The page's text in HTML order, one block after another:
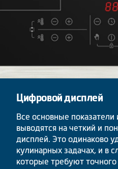
Цифровой дисплей
Все основные
выводятся на четкий и
дисплей. Это одинаково
кулинарных задачах, и в
которые требуют